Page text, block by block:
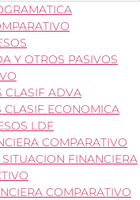
Y OTROS PASIVOS
CLASIF ADVA
CLASIF ECONOMICA
LDF
COMPARATIVO
FINANCIERA
COMPARATIVO